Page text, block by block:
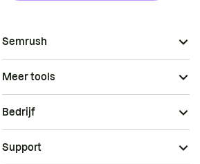
Semrush
Meer tools
Bedrijf
Support